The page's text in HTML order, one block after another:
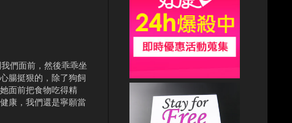
們面前，然後乖乖坐
腸挺狠的，除了狗飼
面前把食物吃得精
康，我們還是寧願當